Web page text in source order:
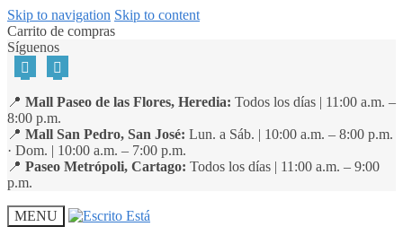
Skip to navigation Skip to content
Carrito de compras
Síguenos
📍 Mall Paseo de las Flores, Heredia: Todos los días | 11:00 a.m. –
8:00 p.m.
📍 Mall San Pedro, San José: Lun. a Sáb. | 10:00 a.m. – 8:00 p.m.
· Dom. | 10:00 a.m. – 7:00 p.m.
📍 Paseo Metrópoli, Cartago: Todos los días | 11:00 a.m. – 9:00
p.m.
MENU